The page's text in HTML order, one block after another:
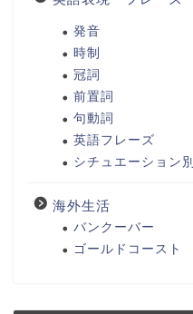
発音
時制
冠詞
前置詞
句動詞
英語フレーズ
シチュエーション別
海外生活
バンクーバー
ゴールドコースト